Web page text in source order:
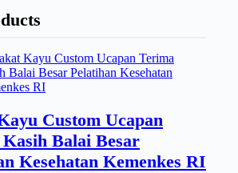
Custom Ucapan
Balai Besar
Kesehatan Kemenkes RI